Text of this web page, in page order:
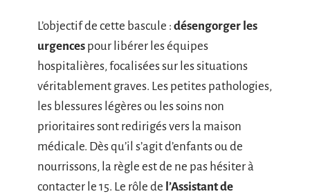
L’objectif de cette bascule : désengorger les
urgences pour libérer les équipes
hospitalières, focalisées sur les situations
véritablement graves. Les petites pathologies,
les blessures légères ou les soins non
prioritaires sont redirigés vers la maison
médicale. Dès qu’il s’agit d’enfants ou de
nourrissons, la règle est de ne pas hésiter à
contacter le 15. Le rôle de l’Assistant de